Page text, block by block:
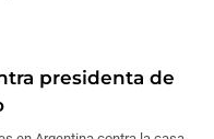
presidenta de